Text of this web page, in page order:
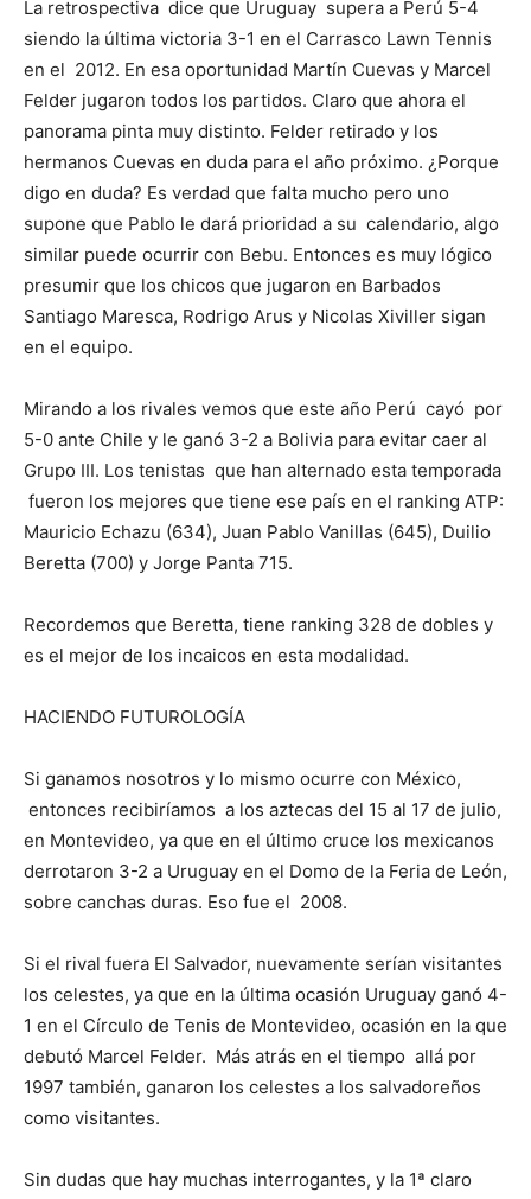
La retrospectiva dice que Uruguay supera a Perú 5-4
siendo la última victoria 3-1 en el Carrasco Lawn Tennis
en el 2012. En esa oportunidad Martín Cuevas y Marcel
Felder jugaron todos los partidos. Claro que ahora el
panorama pinta muy distinto. Felder retirado y los
hermanos Cuevas en duda para el año próximo. ¿Porque
digo en duda? Es verdad que falta mucho pero uno
supone que Pablo le dará prioridad a su calendario, algo
similar puede ocurrir con Bebu. Entonces es muy lógico
presumir que los chicos que jugaron en Barbados
Santiago Maresca, Rodrigo Arus y Nicolas Xiviller sigan
en el equipo.
Mirando a los rivales vemos que este año Perú cayó por
5-0 ante Chile y le ganó 3-2 a Bolivia para evitar caer al
Grupo III. Los tenistas que han alternado esta temporada
fueron los mejores que tiene ese país en el ranking ATP:
Mauricio Echazu (634), Juan Pablo Vanillas (645), Duilio
Beretta (700) y Jorge Panta 715.
Recordemos que Beretta, tiene ranking 328 de dobles y
es el mejor de los incaicos en esta modalidad.
HACIENDO FUTUROLOGÍA
Si ganamos nosotros y lo mismo ocurre con México,
entonces recibiríamos a los aztecas del 15 al 17 de julio,
en Montevideo, ya que en el último cruce los mexicanos
derrotaron 3-2 a Uruguay en el Domo de la Feria de León,
sobre canchas duras. Eso fue el 2008.
Si el rival fuera El Salvador, nuevamente serían visitantes
los celestes, ya que en la última ocasión Uruguay ganó 4-
1 en el Círculo de Tenis de Montevideo, ocasión en la que
debutó Marcel Felder. Más atrás en el tiempo allá por
1997 también, ganaron los celestes a los salvadoreños
como visitantes.
Sin dudas que hay muchas interrogantes, y la 1ª claro